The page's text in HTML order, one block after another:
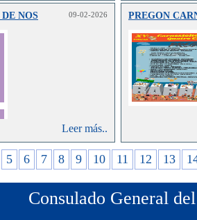
exterior.
del 16 de
entra en
por el
NOS 09-02-2026
Leer más..
PREGON
5 6 7 8 9 10 11 12 13
Consulado General